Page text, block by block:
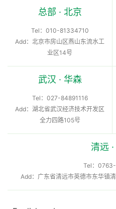
总部 · 北京
Tel： 010-81334710
Add：北京市房山区燕山东流水工
业区14号
武汉 · 华森
Tel： 027-84891116
Add：湖北省武汉经济技术开发区
全力四路105号
清远
Tel：
Add：广东省清远市英德市东华镇